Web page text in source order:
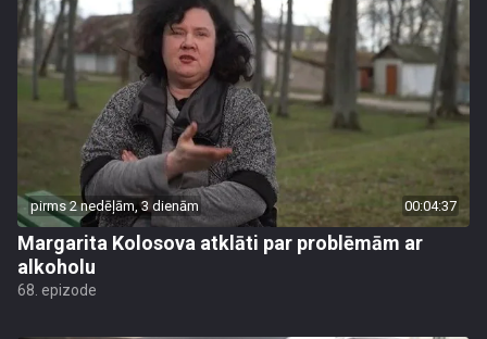
pirms 2 nedēļām, 3 dienām 00:04:37
Margarita Kolosova atklāti par problēmām ar
alkoholu
68. epizode